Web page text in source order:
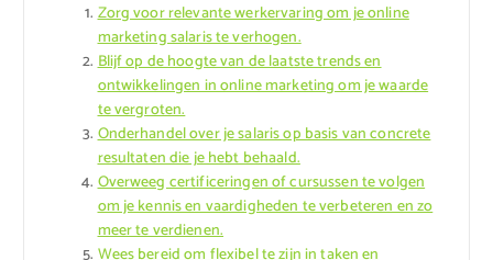
Zorg voor relevante werkervaring om je online
marketing salaris te verhogen.
Blijf op de hoogte van de laatste trends en
ontwikkelingen in online marketing om je waarde
te vergroten.
Onderhandel over je salaris op basis van concrete
resultaten die je hebt behaald.
Overweeg certificeringen of cursussen te volgen
om je kennis en vaardigheden te verbeteren en zo
meer te verdienen.